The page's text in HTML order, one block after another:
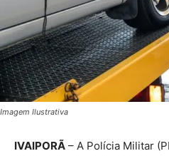
Imagem Ilustrativa
IVAIPORÃ – A Polícia Militar